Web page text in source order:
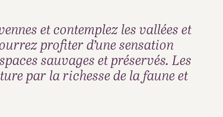
et contemplez les vallées et
profiter d’une sensation
sauvages et préservés. Les
par la richesse de la faune et